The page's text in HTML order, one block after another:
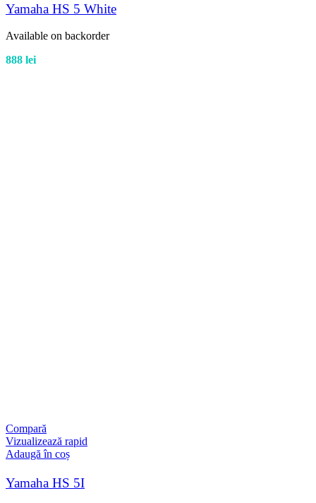
Yamaha HS 5 White
Available on backorder
888 lei
Compară
Vizualizează rapid
Adaugă în coș
Yamaha HS 5I